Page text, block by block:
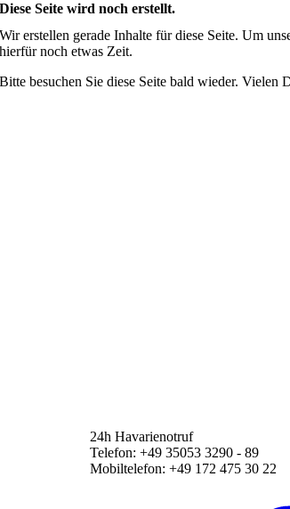
Diese Seite wird noch erstellt.
Wir erstellen gerade Inhalte für diese Seite. Um
hierfür noch etwas Zeit.
Bitte besuchen Sie diese Seite bald wieder. Vielen
24h Havarienotruf
Telefon: +49 35053 3290 - 89
Mobiltelefon: +49 172 475 30 22